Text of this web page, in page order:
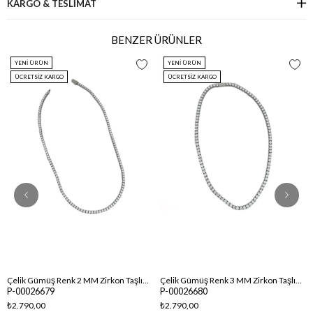
KARGO & TESLİMAT
BENZER ÜRÜNLER
Çelik Gümüş Renk 2 MM Zirkon Taşlı Su Yolu Kolye ( 46 Cm )
P-00026679
₺2.790,00
YENI ÜRÜN
ÜCRETSIZ KARGO
Çelik Gümüş Renk 3 MM Zirkon Taşlı Su Yolu Kolye ( 46 Cm )
P-00026680
₺2.790,00
YENI ÜRÜN
ÜCRETSIZ KARGO